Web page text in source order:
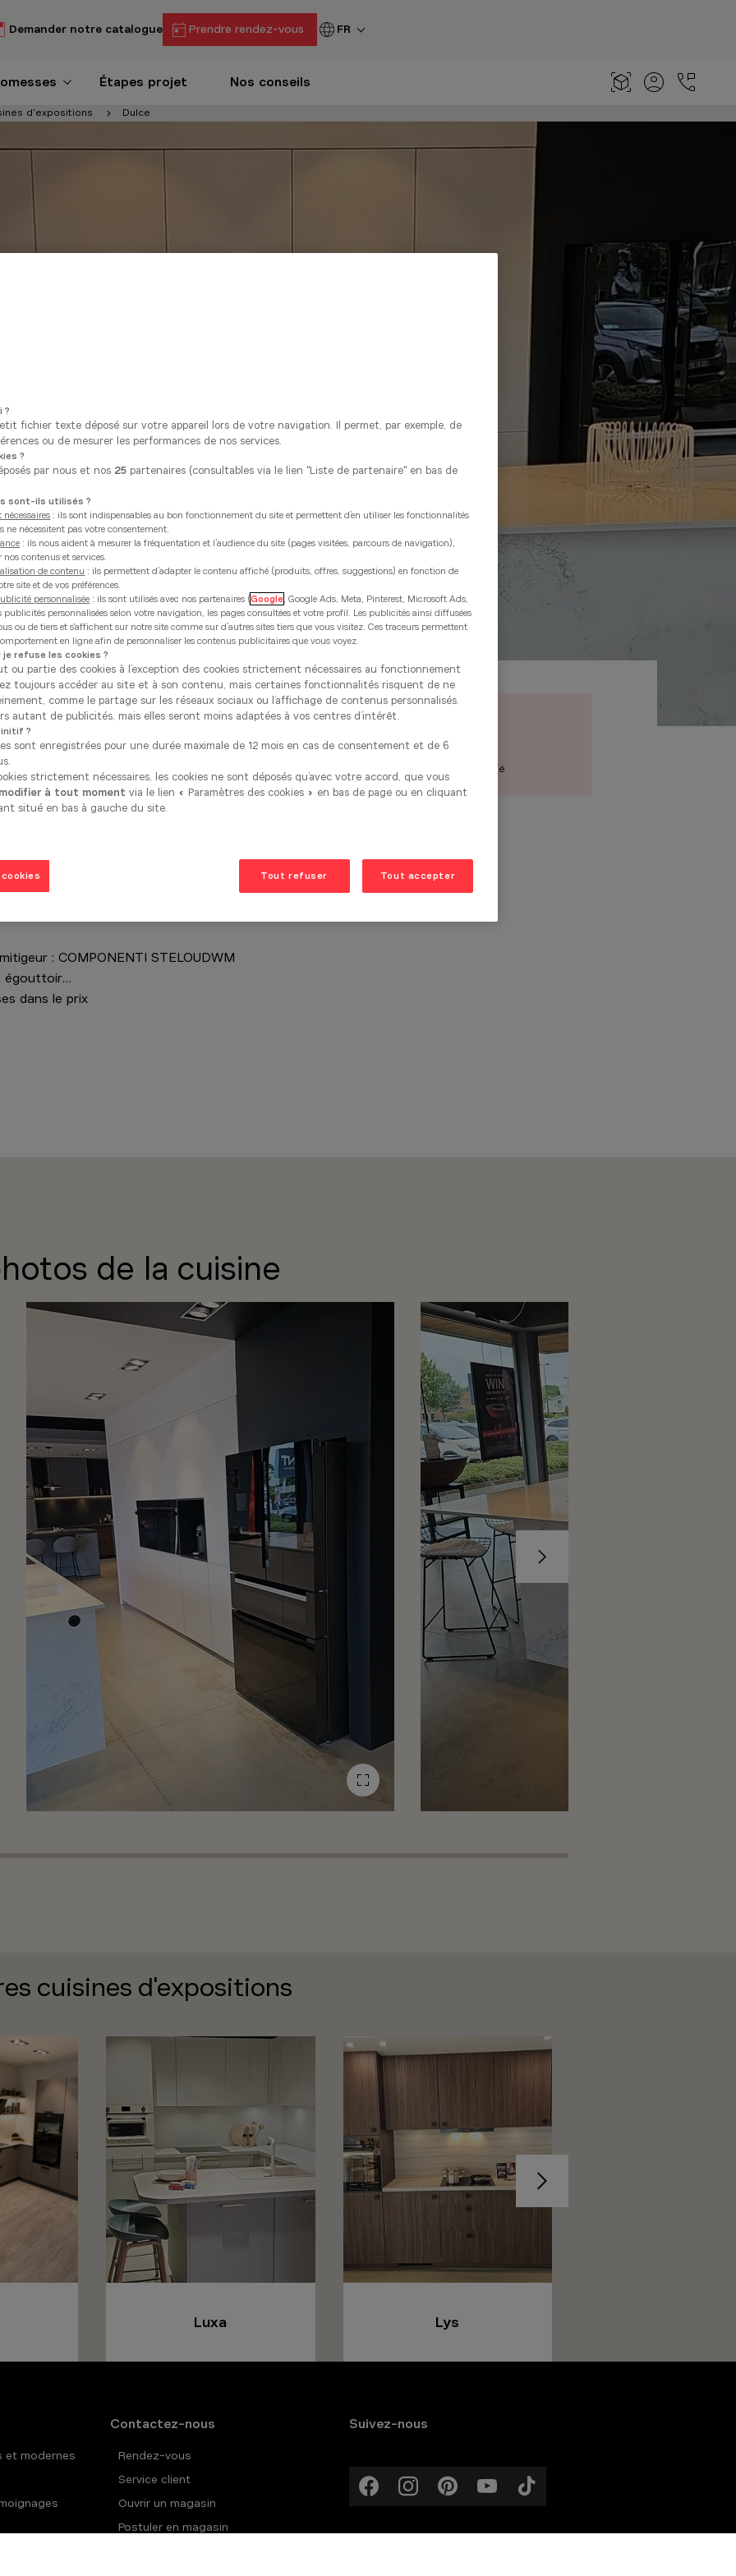
Demander notre catalogue Prendre rendez-vous FR
Étapes projet Nos conseils
d'expositions Dulce
x 4390 mm largeur x 2302mm
x 975mm hauteur
Combi four/micro-ondes :
Lave-vaisselle : SIEMENS SX97T801BE
: COMPONENTI STELOUDWM
égouttoir…
dans le prix
15 970€
31 940€
Prix du modèle présenté
de la cuisine
cuisines d'expositions
Luxa Lys
Suivant
et modernes
Contactez-nous
Rendez-vous
Service client
Ouvrir un magasin
Postuler en magasin
Suivez-nous
?
fichier texte déposé sur votre appareil lors de votre navigation. Il permet, par exemple, de
ou de mesurer les performances de nos services.
?
par nous et nos 25 partenaires (consultables via le lien "Liste de partenaire" en bas de
sont-ils utilisés ?
: ils sont indispensables au bon fonctionnement du site et permettent d’en utiliser les fonctionnalités
ne nécessitent pas votre consentement.
: ils nous aident à mesurer la fréquentation et l’audience du site (pages visitées, parcours de navigation),
contenus et services.
de contenu : ils permettent d’adapter le contenu affiché (produits, offres, suggestions) en fonction de
site et de vos préférences.
personnalisée : ils sont utilisés avec nos partenaires (Google, Google Ads, Meta, Pinterest, Microsoft Ads,
publicités personnalisées selon votre navigation, les pages consultées et votre profil. Les publicités ainsi diffusées
ou de tiers et s'affichent sur notre site comme sur d’autres sites tiers que vous visitez. Ces traceurs permettent
en ligne afin de personnaliser les contenus publicitaires que vous voyez.
refuse les cookies ?
ou partie des cookies à l’exception des cookies strictement nécessaires au fonctionnement
toujours accéder au site et à son contenu, mais certaines fonctionnalités risquent de ne
comme le partage sur les réseaux sociaux ou l’affichage de contenus personnalisés.
autant de publicités, mais elles seront moins adaptées à vos centres d’intérêt.
?
sont enregistrées pour une durée maximale de 12 mois en cas de consentement et de 6
strictement nécessaires, les cookies ne sont déposés qu’avec votre accord, que vous
à tout moment via le lien « Paramètres des cookies » en bas de page ou en cliquant
situé en bas à gauche du site.
Tout refuser Tout accepter